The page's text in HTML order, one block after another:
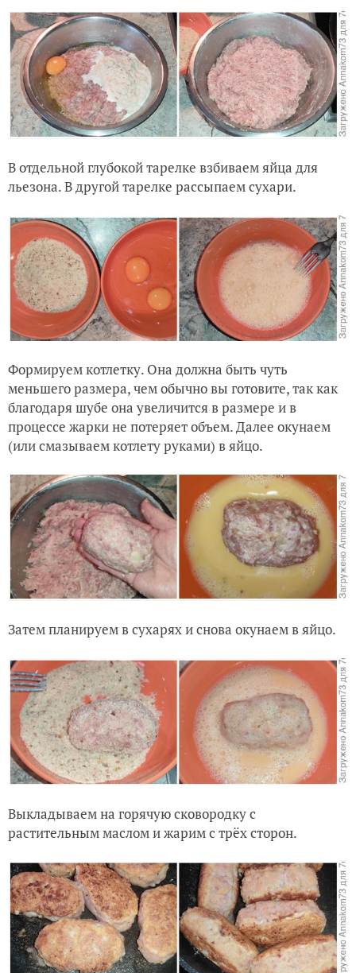
В отдельной глубокой тарелке взбиваем яйца для
льезона. В другой тарелке рассыпаем сухари.
Формируем котлетку. Она должна быть чуть
меньшего размера, чем обычно вы готовите, так как
благодаря шубе она увеличится в размере и в
процессе жарки не потеряет объем. Далее окунаем
(или смазываем котлету руками) в яйцо.
Затем планируем в сухарях и снова окунаем в яйцо.
Выкладываем на горячую сковородку с
растительным маслом и жарим с трёх сторон.